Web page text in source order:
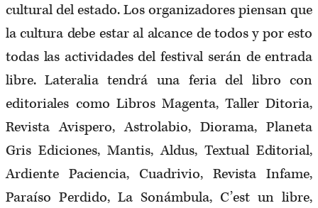
cultural del estado. Los organizadores piensan que
la cultura debe estar al alcance de todos y por esto
todas las actividades del festival serán de entrada
libre. Lateralia tendrá una feria del libro con
editoriales como Libros Magenta, Taller Ditoria,
Revista Avispero, Astrolabio, Diorama, Planeta
Gris Ediciones, Mantis, Aldus, Textual Editorial,
Ardiente Paciencia, Cuadrivio, Revista Infame,
Paraíso Perdido, La Sonámbula, C’est un libre,